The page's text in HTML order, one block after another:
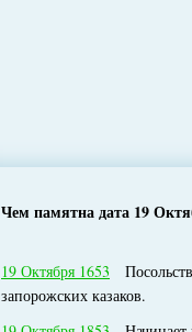
Чем памятна дата 19
19 Октября 1653
запорожских казаков.